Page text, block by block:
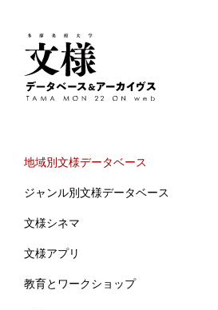
地域別文様データベース
ジャンル別文様データベース
文様シネマ
文様アプリ
教育とワークショップ